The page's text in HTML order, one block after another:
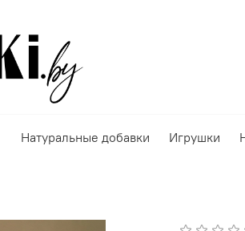
Натуральные добавки Игрушки